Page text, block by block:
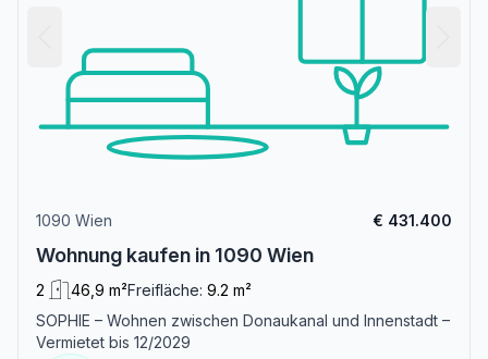
1090 Wien € 431.400
Wohnung kaufen in 1090 Wien
2 46,9 m²Freifläche: 9.2 m²
SOPHIE – Wohnen zwischen Donaukanal und Innenstadt –
Vermietet bis 12/2029